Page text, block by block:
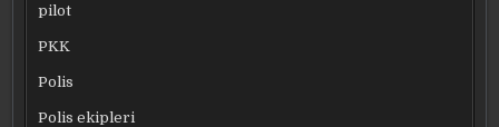
pilot
PKK
Polis
Polis ekipleri